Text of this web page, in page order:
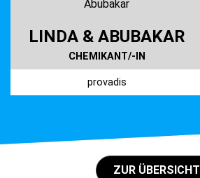
LINDA & ABUBAKAR
CHEMIKANT/-IN
provadis
ZUR ÜBERSICHT